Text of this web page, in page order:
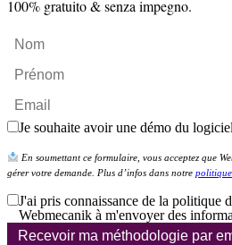
100% gratuito & senza impegno.
Je souhaite avoir une démo du logiciel
En soumettant ce formulaire, vous acceptez que
gérer votre demande. Plus d’infos dans notre
J'ai pris connaissance de la politique
Webmecanik à m'envoyer des
Recevoir ma méthodologie par